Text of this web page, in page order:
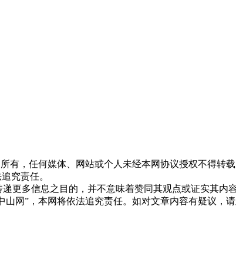
有，任何媒体、网站或个人未经本网协议授权不得转
究责任。
更多信息之目的，并不意味着赞同其观点或证实其内
网”，本网将依法追究责任。如对文章内容有疑议，请